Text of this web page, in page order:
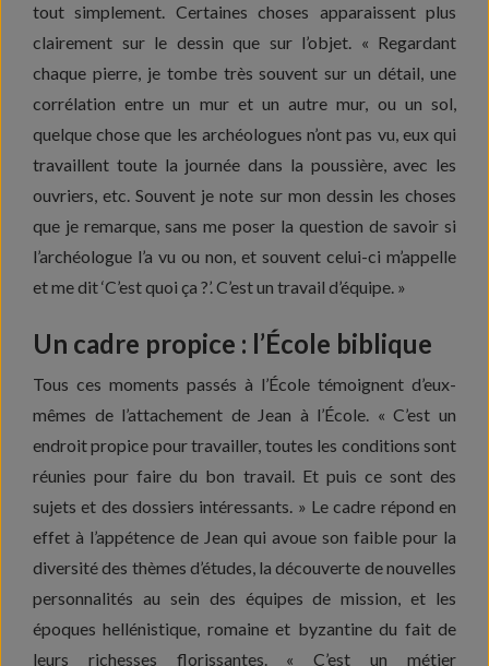
tout simplement. Certaines choses apparaissent plus
clairement sur le dessin que sur l’objet. « Regardant
chaque pierre, je tombe très souvent sur un détail, une
corrélation entre un mur et un autre mur, ou un sol,
quelque chose que les archéologues n’ont pas vu, eux qui
travaillent toute la journée dans la poussière, avec les
ouvriers, etc. Souvent je note sur mon dessin les choses
que je remarque, sans me poser la question de savoir si
l’archéologue l’a vu ou non, et souvent celui-ci m’appelle
et me dit ‘C’est quoi ça ?’. C’est un travail d’équipe. »
Un cadre propice : l’École biblique
Tous ces moments passés à l’École témoignent d’eux-
mêmes de l’attachement de Jean à l’École. « C’est un
endroit propice pour travailler, toutes les conditions sont
réunies pour faire du bon travail. Et puis ce sont des
sujets et des dossiers intéressants. » Le cadre répond en
effet à l’appétence de Jean qui avoue son faible pour la
diversité des thèmes d’études, la découverte de nouvelles
personnalités au sein des équipes de mission, et les
époques hellénistique, romaine et byzantine du fait de
leurs richesses florissantes. « C’est un métier